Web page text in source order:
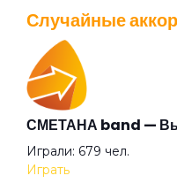
Афанасий Никитин буги
Бабушки
Баста Раста
Перейти
Валентин Стрыкало
гитары
Случайные
СМЕТАНА band —
Играли: 679 чел.
Играть